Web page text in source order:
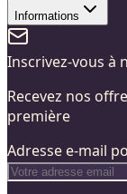
Informations
Inscrivez-vous à
Recevez nos
première
Adresse e-mail